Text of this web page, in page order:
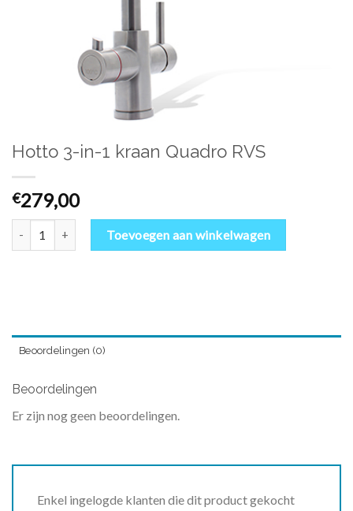
Hotto 3-in-1 kraan Quadro RVS
€279,00
Hotto 3-in-1 kraan Quadro RVS aantal
Toevoegen aan winkelwagen
Beoordelingen (0)
Beoordelingen
Er zijn nog geen beoordelingen.
Enkel ingelogde klanten die dit product gekocht